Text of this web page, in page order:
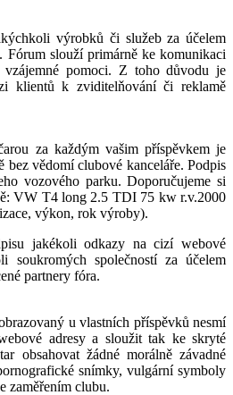
výrobků či služeb za účelem
Fórum slouží primárně ke komunikaci
pomoci. Z toho důvodu je
klientů k zviditelňování či reklamě
za každým vašim příspěvkem je
bez vědomí clubové kanceláře. Podpis
vozového parku. Doporučujeme si
VW T4 long 2.5 TDI 75 kw r.v.2000
výkon, rok výroby).
jakékoli odkazy na cizí webové
soukromých společností za účelem
partnery fóra.
u vlastních příspěvků nesmí
adresy a sloužit tak ke skryté
obsahovat žádné morálně závadné
snímky, vulgární symboly
zaměřením clubu.